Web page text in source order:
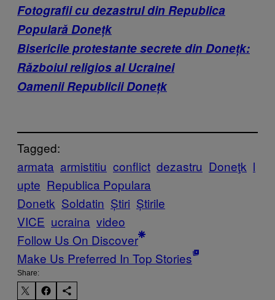
Fotografii cu dezastrul din Republica
Populară Donețk
Bisericile protestante secrete din Donețk:
Războiul religios al Ucrainei
Oamenii Republicii Donețk
Tagged:
armata armistitiu conflict dezastru Doneţk l
upte Republica Populara
Donetk Soldatin Știri Știrile
VICE ucraina video
Follow Us On Discover
Make Us Preferred In Top Stories
Share: